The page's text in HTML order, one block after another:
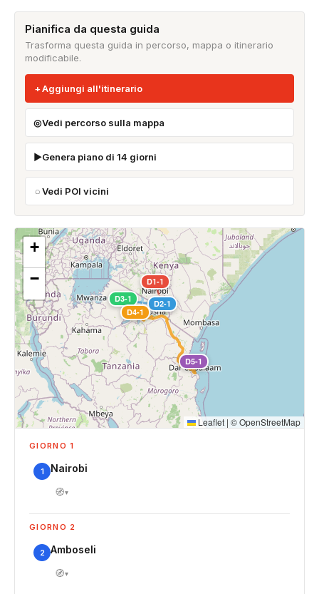
Pianifica da questa guida
Trasforma questa guida in percorso, mappa o itinerario
modificabile.
Aggiungi all'itinerario
Vedi percorso sulla mappa
Genera piano di 14 giorni
Vedi POI vicini
D1-1
D2-1
D3-1
D4-1
D5-1
+
−
Leaflet | ©OpenStreetMap
GIORNO 1
1 Nairobi
🧭▾
GIORNO 2
2 Amboseli
🧭▾